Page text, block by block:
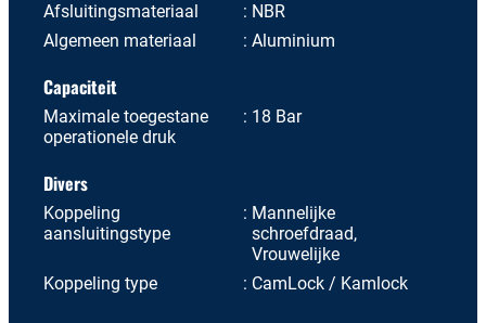
Afsluitingsmateriaal
NBR
Algemeen materiaal
Aluminium
Capaciteit
Maximale toegestane
operationele druk
18 Bar
Divers
Koppeling
aansluitingstype
Mannelijke
schroefdraad,
Vrouwelijke
Koppeling type
CamLock / Kamlock